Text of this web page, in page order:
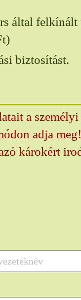
által felkínált
biztosítást.
a
adja
károkért